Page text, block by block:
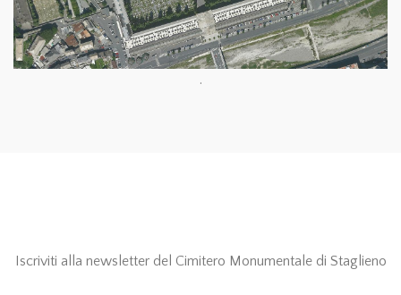
.
Iscriviti alla newsletter del Cimitero Monumentale di Staglieno